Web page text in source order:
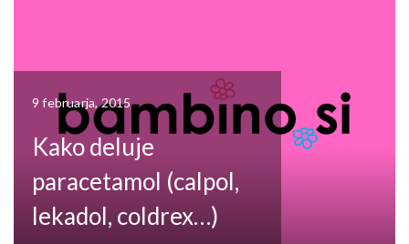
9 februarja, 2015
Kako deluje
paracetamol (calpol,
lekadol, coldrex…)